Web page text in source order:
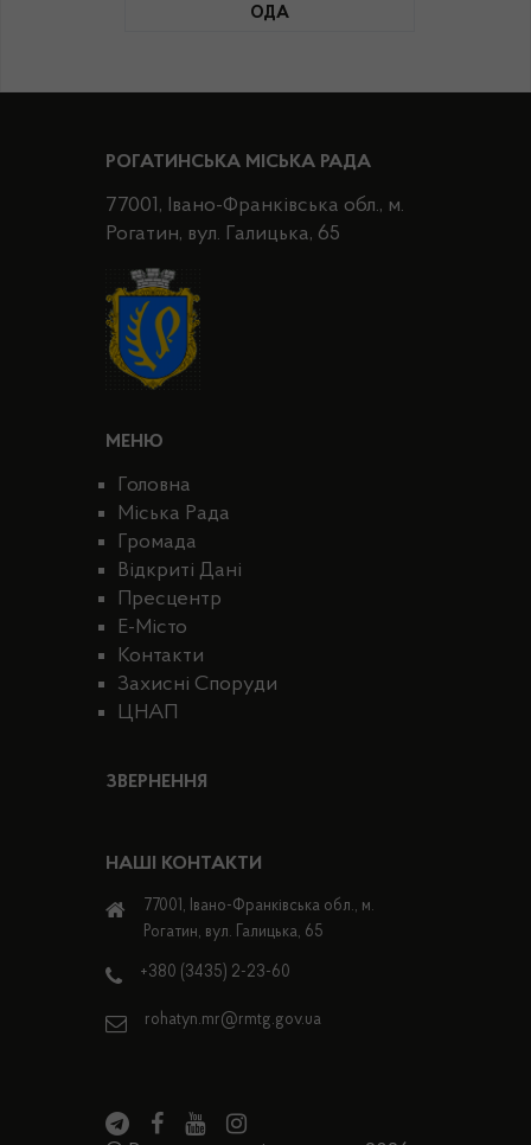
ОДА
РОГАТИНСЬКА МІСЬКА РАДА
77001, Івано-Франківська обл., м.
Рогатин, вул. Галицька, 65
МЕНЮ
Головна
Міська Рада
Громада
Відкриті Дані
Пресцентр
E-Місто
Контакти
Захисні Споруди
ЦНАП
ЗВЕРНЕННЯ
НАШІ КОНТАКТИ
77001, Івано-Франківська обл., м.
Рогатин, вул. Галицька, 65
+380 (3435) 2-23-60
rohatyn.mr@rmtg.gov.ua